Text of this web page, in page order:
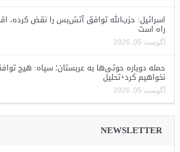
اسرائیل: حزب‌الله توافق آتش‌بس را نقض کرده،
راه است
آگوست 05, 2026
حمله دوباره حوثی‌ها به عربستان؛ سپاه: هیچ
نخواهیم کرد+تحلیل
آگوست 05, 2026
NEWSLETTER